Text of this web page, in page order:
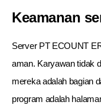
Keamanan
Server PT ECOUNT
aman. Karyawan tidak
mereka adalah bagian
program adalah